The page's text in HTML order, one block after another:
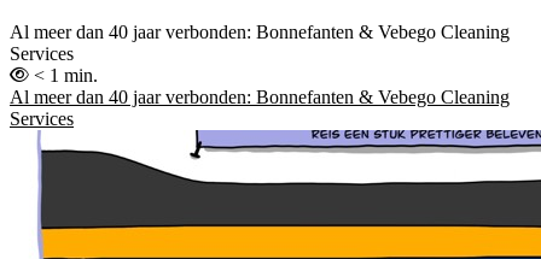
Al meer dan 40 jaar verbonden: Bonnefanten & Vebego Cleaning
Services
< 1 min.
Al meer dan 40 jaar verbonden: Bonnefanten & Vebego Cleaning
Services